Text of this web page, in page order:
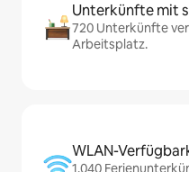
Unterkünfte mit
720 Unterkünfte
Arbeitsplatz.
WLAN-
1.040